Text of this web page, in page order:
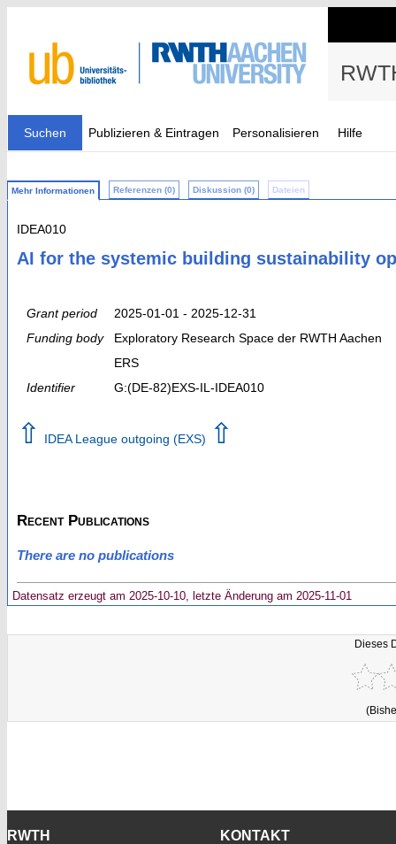
Suchen Publizieren & Eintragen Personalisieren Hilfe
Mehr Informationen Referenzen (0) Diskussion (0) Dateien
IDEA010
AI for the systemic building sustainability
Grant period
2025-01-01 - 2025-12-31
Funding body
Exploratory Research Space der RWTH Aachen
ERS
Identifier
G:(DE-82)EXS-IL-IDEA010
⇧ IDEA League outgoing (EXS) ⇧
Recent Publications
There are no publications
Datensatz erzeugt am 2025-10-10, letzte Änderung am 2025-11-01
Dieses
RWTH KONTAKT